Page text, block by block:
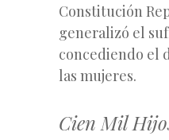
Constitución
generalizó el
concediendo el
las mujeres.
Cien Mil